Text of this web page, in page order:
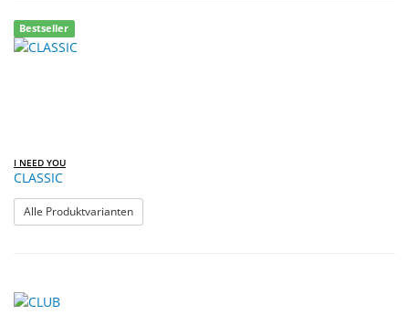
Bestseller
I NEED YOU
CLASSIC
Alle Produktvarianten: CLASSIC